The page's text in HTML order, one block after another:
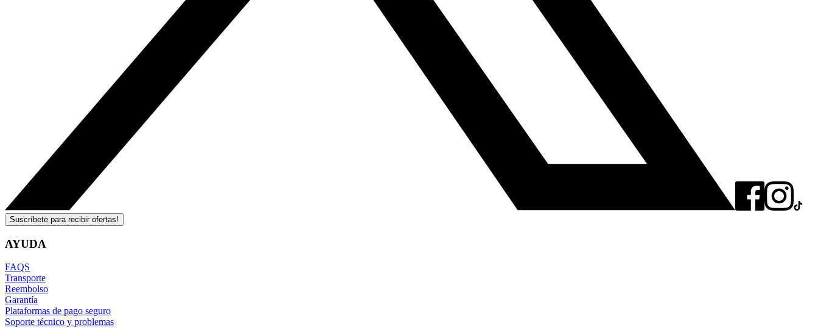
Suscríbete para recibir ofertas!
AYUDA
FAQS
Transporte
Reembolso
Garantía
Plataformas de pago seguro
Soporte técnico y problemas